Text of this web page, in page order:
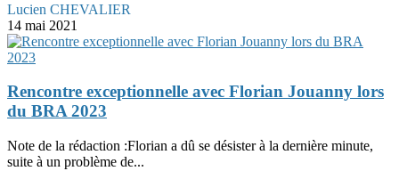
Lucien CHEVALIER
14 mai 2021
Rencontre exceptionnelle avec Florian Jouanny lors
du BRA 2023
Note de la rédaction :Florian a dû se désister à la dernière minute,
suite à un problème de...